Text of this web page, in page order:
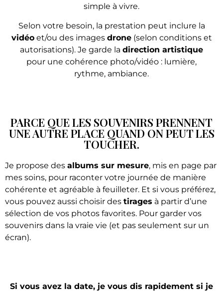
simple à vivre.
Selon votre besoin, la prestation peut inclure la
vidéoet/ou des images drone(selon conditions et
autorisations). Je garde la direction artistique
pour une cohérence photo/vidéo : lumière,
rythme, ambiance.
PARCE QUE LES SOUVENIRS PRENNENT
UNE AUTRE PLACE QUAND ON PEUT LES
TOUCHER.
Je propose des albums sur mesure, mis en page par
mes soins, pour raconter votre journée de manière
cohérente et agréable à feuilleter. Et si vous préférez,
vous pouvez aussi choisir des tirages à partir d’une
sélection de vos photos favorites. Pour garder vos
souvenirs dans la vraie vie (et pas seulement sur un
écran).
Si vous avez la date, je vous dis rapidement si je